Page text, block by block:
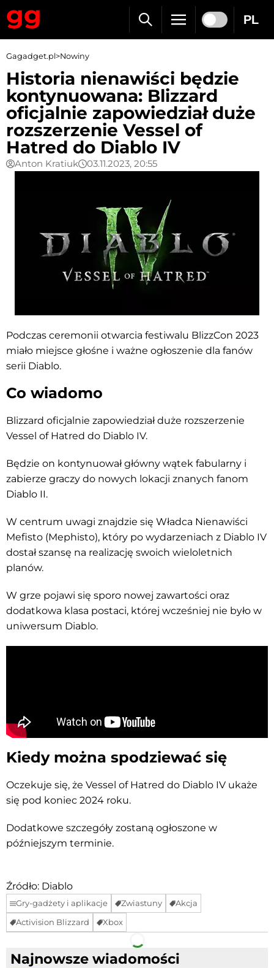
PL
Gagadget.pl>Nowiny
Historia nienawiści będzie
kontynuowana: Blizzard
oficjalnie zapowiedział duże
rozszerzenie Vessel of
Hatred do Diablo IV
Anton Kratiuk 03.11.2023, 20:55
Podczas ceremonii otwarcia festiwalu BlizzCon 2023
miało miejsce głośne i ważne ogłoszenie dla fanów
serii Diablo.
Co wiadomo
Blizzard oficjalnie zapowiedział duże rozszerzenie
Vessel of Hatred do Diablo IV.
Będzie on kontynuował główny wątek fabularny i
zabierze graczy do nowych lokacji znanych fanom
Diablo II.
W centrum uwagi znajdzie się Władca Nienawiści
Mefisto (Mephisto), który po wydarzeniach z Diablo IV
dostał szansę na realizację swoich wieloletnich
planów.
W grze pojawi się sporo nowej zawartości oraz
dodatkowa klasa postaci, której wcześniej nie było w
uniwersum Diablo.
Kiedy można spodziewać się
Oczekuje się, że Vessel of Hatred do Diablo IV ukaże
się pod koniec 2024 roku.
Dodatkowe szczegóły zostaną ogłoszone w
późniejszym terminie.
Źródło: Diablo
Gry-gadżety i aplikacje Zwiastuny
Akcja
Activision Blizzard
Xbox
Facebook Telegram
Najnowsze wiadomości